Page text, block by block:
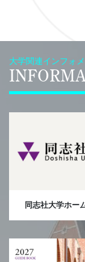
大学関連インフォ
同志社大学ホー